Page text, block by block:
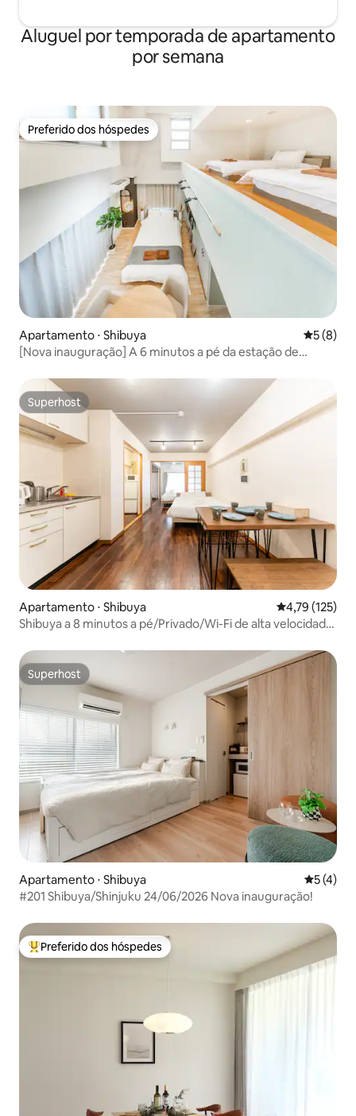
【荷物預かり】 チェックイン日およびチ
ェックアウト日は、お部屋のドア付近に
ある指定スペースへ荷物を置いていただ
に管理してください。 【注意事項】 *港
区保健所の安全規定により、転落防止お
よびプライバシー保護のため、室内左側
の窓は左右それぞれ約10cmまでしか開け
られません。 換気用としてご利用いただ
けるほか、室内には換気扇も設置されて
では靴を脱いでお過ごしください。 * 玄
関は暗証番号式です。暗証番号は適切に
管理し、第三者には知らせないでくださ
い。 * 室内および建物の共用部分は全面
禁煙です。 * 大声での会話、騒音、走
る・跳ぶなどの行為はご遠慮ください。 *
キッチンは簡単な調理に限りご利用いた
だけます。 * 油煙や強いにおいが発生す
る調理はお控えください。 * 室内設備や
備品を汚したり、破損したりしないよう
ト時に大量のゴミを残さないでくださ
い。 * 実際の宿泊人数が予約時の申告人
数を超えた場合、追加料金を請求いたし
ます。 * すべての宿泊者は有効な身分証
明書を提出する必要があります。 * 身分
証明書を提出できない方はご宿泊いただ
けません。 * 近隣への迷惑行為や施設運
営に支障をきたす行為が確認された場
合、警察へ通報し、退室をお願いする場
合があります。 * 延泊をご希望の場合
は、必ず事前にお支払いください。 * 入
金確認後に延泊が正式に成立します。 *
口頭での約束は無効となり、後払いには
対応しておりません。 15泊以上ご宿泊の
お客様は、事前予約により滞在中1回の無
料清掃サービスをご利用いただけます。
Aluguel por temporada de apartamento
por semana
Preferido dos hóspedes
Preferido dos hóspedes
Apartamento ⋅ Shibuya 5 de
5 (8)
[Nova inauguração] A 6 minutos a pé da estação de
Acesso direto às principais estações da linha Yamanote |
Disponível para veículos elétricos | Loft House para 4
pessoas
Superhost
Superhost
Apartamento ⋅ Shibuya 4,79 de uma
4,79 (125)
Shibuya a 8 minutos a pé/Privado/Wi-Fi de alta velocidade
Superhost
Superhost
Apartamento ⋅ Shibuya 5 de
5 (4)
#201 Shibuya/Shinjuku 24/06/2026 Nova inauguração!
Entre os melhores preferidos dos hóspedes
Preferido dos hóspedes